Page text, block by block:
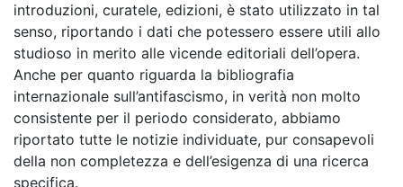
introduzioni, curatele, edizioni, è stato utilizzato in tal
senso, riportando i dati che potessero essere utili allo
studioso in merito alle vicende editoriali dell’opera.
Anche per quanto riguarda la bibliografia
internazionale sull’antifascismo, in verità non molto
consistente per il periodo considerato, abbiamo
riportato tutte le notizie individuate, pur consapevoli
della non completezza e dell’esigenza di una ricerca
specifica.